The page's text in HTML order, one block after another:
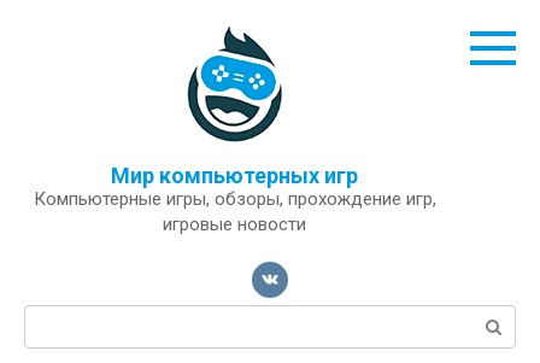
Мир компьютерных игр
Компьютерные игры, обзоры, прохождение игр,
игровые новости
Поиск: